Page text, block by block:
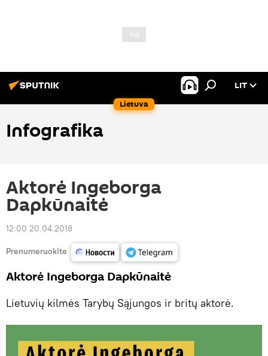
Lietuva
LIT
Infografika
Aktorė Ingeborga
Dapkūnaitė
12:00 20.04.2018
Prenumeruokite
Aktorė Ingeborga Dapkūnaitė
Lietuvių kilmės Tarybų Sąjungos ir britų aktorė.